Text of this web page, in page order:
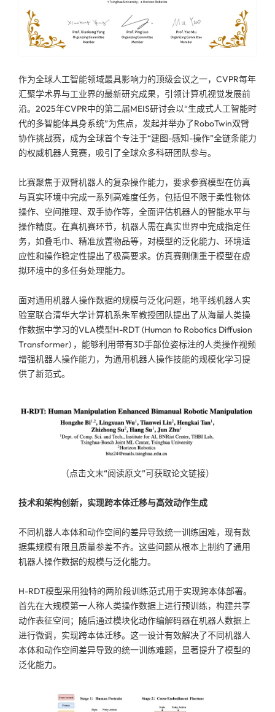
作为全球人工智能领域最具影响力的顶级会议之一，CVPR每年
汇聚学术界与工业界的最新研究成果，引领计算机视觉发展前
沿。2025年CVPR中的第二届MEIS研讨会以“生成式人工智能时
代的多智能体具身系统”为焦点，发起并举办了RoboTwin双臂
协作挑战赛，成为全球首个专注于“建图-感知-操作”全链条能力
的权威机器人竞赛，吸引了全球众多科研团队参与。
比赛聚焦于双臂机器人的复杂操作能力，要求参赛模型在仿真
与真实环境中完成一系列高难度任务，包括但不限于柔性物体
操作、空间推理、双手协作等，全面评估机器人的智能水平与
操作精度。在真机赛环节，机器人需在真实世界中完成指定任
务，如叠毛巾、精准放置物品等，对模型的泛化能力、环境适
应性和操作稳定性提出了极高要求。仿真赛则侧重于模型在虚
拟环境中的多任务处理能力。
面对通用机器人操作数据的规模与泛化问题，地平线机器人实
验室联合清华大学计算机系朱军教授团队提出了从海量人类操
作数据中学习的VLA模型H-RDT (Human to Robotics Diffusion
Transformer) ，能够利用带有3D手部位姿标注的人类操作视频
增强机器人操作能力，为通用机器人操作技能的规模化学习提
供了新范式。
（点击文末“阅读原文”可获取论文链接）
技术和架构创新，实现跨本体迁移与高效动作生成
不同机器人本体和动作空间的差异导致统一训练困难，现有数
据集规模有限且质量参差不齐。这些问题从根本上制约了通用
机器人操作数据的规模与泛化能力。
H-RDT模型采用独特的两阶段训练范式用于实现跨本体部署。
首先在大规模第一人称人类操作数据上进行预训练，构建共享
动作表征空间；随后通过模块化动作编解码器在机器人数据上
进行微调，实现跨本体迁移。这一设计有效解决了不同机器人
本体和动作空间差异导致的统一训练难题，显著提升了模型的
泛化能力。